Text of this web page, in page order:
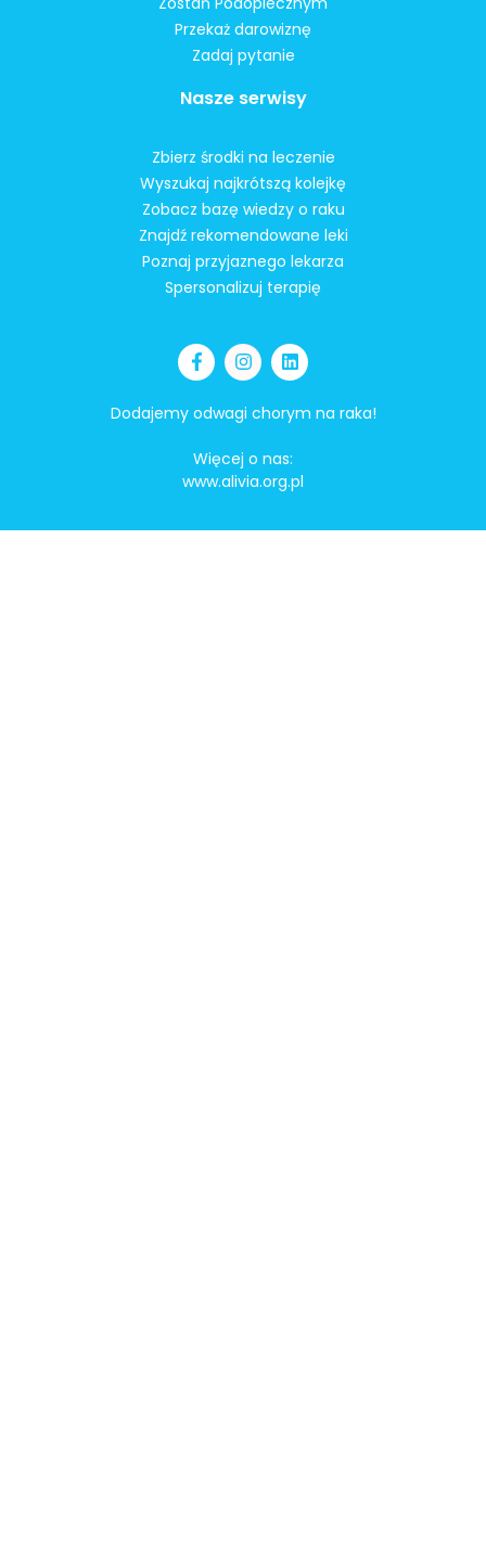
Przekaż darowiznę
Zadaj pytanie
Nasze serwisy
Zbierz środki na leczenie
Wyszukaj najkrótszą kolejkę
Zobacz bazę wiedzy o raku
Znajdź rekomendowane leki
Poznaj przyjaznego lekarza
Spersonalizuj terapię
Dodajemy odwagi chorym na raka!
Więcej o nas:
www.alivia.org.pl